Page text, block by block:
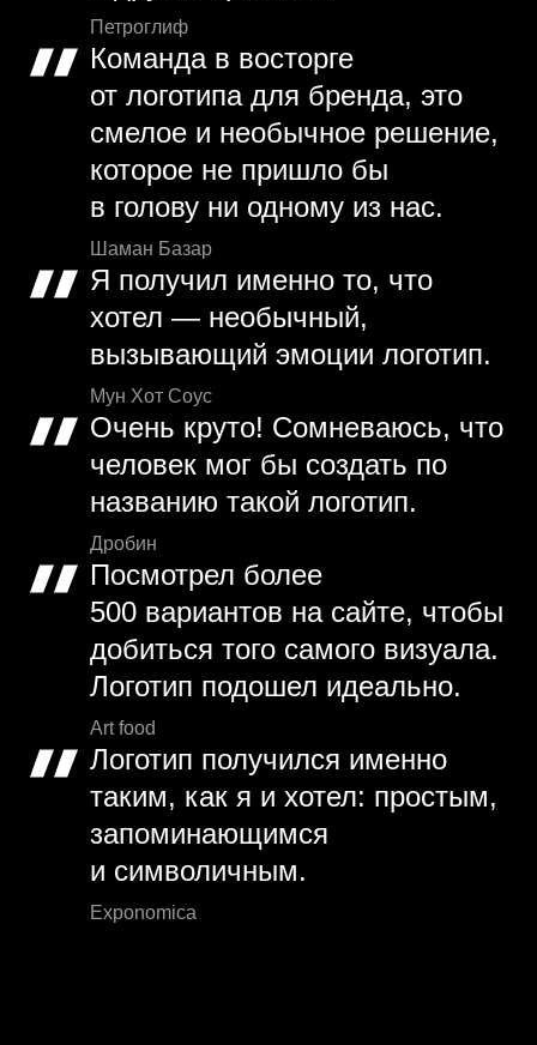
Петроглиф
Команда в восторге
от логотипа для бренда, это
смелое и необычное решение,
которое не пришло бы
в голову ни одному из нас.
Шаман Базар
Я получил именно то, что
хотел — необычный,
вызывающий эмоции логотип.
Мун Хот Соус
Очень круто! Сомневаюсь, что
человек мог бы создать по
названию такой логотип.
Дробин
Посмотрел более
500 вариантов на сайте, чтобы
добиться того самого визуала.
Логотип подошел идеально.
Art food
Логотип получился именно
таким, как я и хотел: простым,
запоминающимся
и символичным.
Exponomica